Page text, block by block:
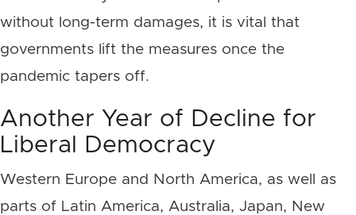
without long-term damages, it is vital that
governments lift the measures once the
pandemic tapers off.
Another Year of Decline for
Liberal Democracy
Western Europe and North America, as well as
parts of Latin America, Australia, Japan, New